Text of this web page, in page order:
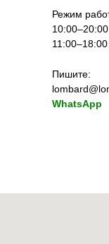
Режим
11:00–18:00
Пишите:
WhatsApp